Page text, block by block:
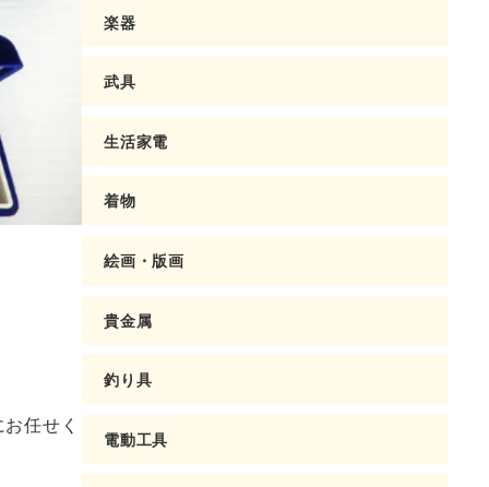
任せく
楽器
武具
生活家電
着物
絵画・版画
貴金属
釣り具
電動工具